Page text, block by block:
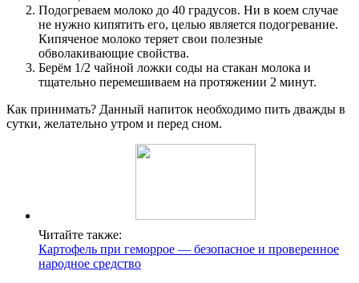
Подогреваем молоко до 40 градусов. Ни в коем случае
не нужно кипятить его, целью является подогревание.
Кипяченое молоко теряет свои полезные
обволакивающие свойства.
Берём 1/2 чайной ложки соды на стакан молока и
тщательно перемешиваем на протяжении 2 минут.
Как принимать? Данный напиток необходимо пить дважды в
сутки, желательно утром и перед сном.
Читайте также:
Картофель при геморрое — безопасное и проверенное
народное средство